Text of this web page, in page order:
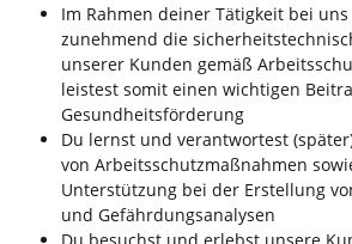
Im Rahmen deiner Tätigkeit bei
zunehmend die
unserer Kunden gemäß
leistest somit einen wichtigen
Gesundheitsförderung
Du lernst und verantwortest
von Arbeitsschutzmaßnahmen
Unterstützung bei der Erstellung
und Gefährdungsanalysen